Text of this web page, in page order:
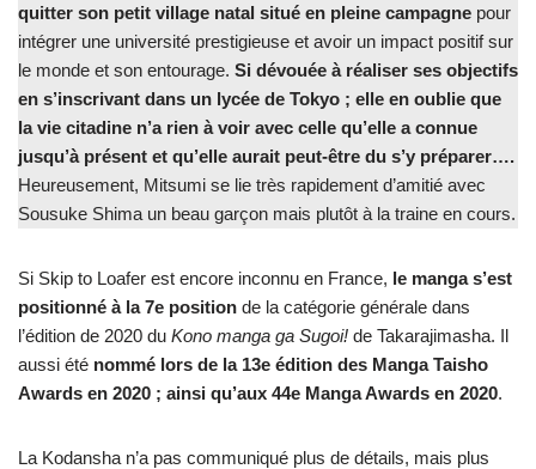
quitter son petit village natal situé en pleine campagne pour
intégrer une université prestigieuse et avoir un impact positif sur
le monde et son entourage. Si dévouée à réaliser ses objectifs
en s’inscrivant dans un lycée de Tokyo ; elle en oublie que
la vie citadine n’a rien à voir avec celle qu’elle a connue
jusqu’à présent et qu’elle aurait peut-être du s’y préparer….
Heureusement, Mitsumi se lie très rapidement d’amitié avec
Sousuke Shima un beau garçon mais plutôt à la traine en cours.
Si Skip to Loafer est encore inconnu en France, le manga s’est
positionné à la 7e position de la catégorie générale dans
l’édition de 2020 du Kono manga ga Sugoi! de Takarajimasha. Il
aussi été nommé lors de la 13e édition des Manga Taisho
Awards en 2020 ; ainsi qu’aux 44e Manga Awards en 2020.
La Kodansha n’a pas communiqué plus de détails, mais plus